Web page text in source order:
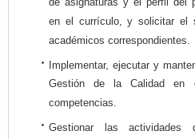
de asignaturas y el perfil del
en el currículo, y solicitar el
académicos correspondientes.
Implementar, ejecutar y
Gestión de la Calidad en
competencias.
Gestionar las actividades